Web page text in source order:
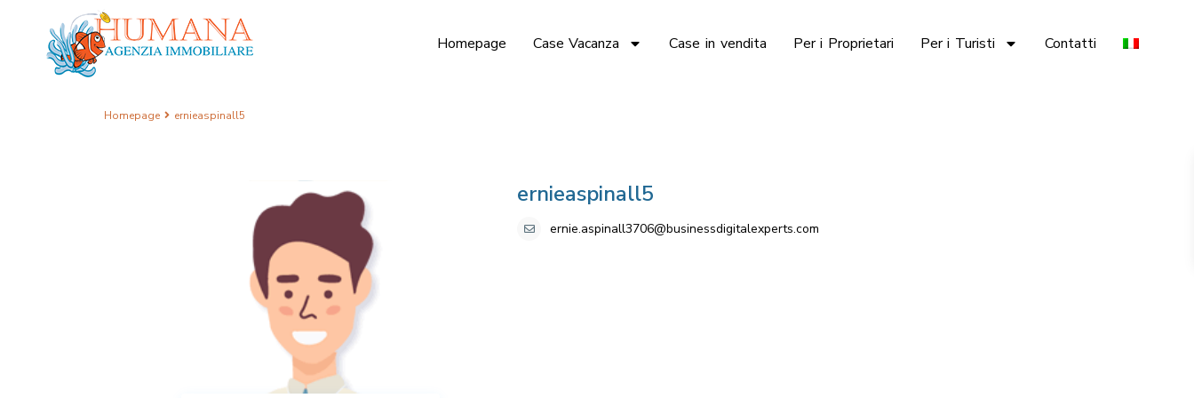
Homepage Case Vacanza Case in vendita Per i Proprietari Per i Turisti Contatti
Homepage ernieaspinall5
ernieaspinall5
ernie.aspinall3706@businessdigitalexperts.com